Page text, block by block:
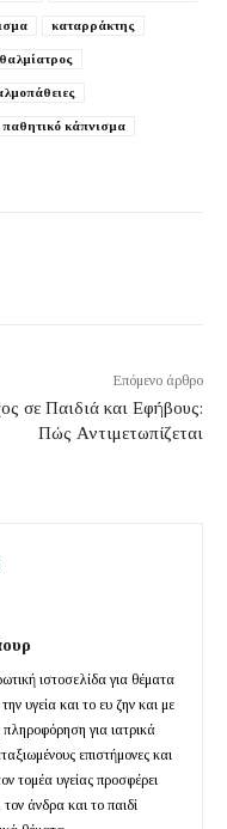
καταρράκτης
παθητικό κάπνισμα
Επόμενο άρθρο
σε Παιδιά και Εφήβους:
Πώς Αντιμετωπίζεται
ιστοσελίδα για θέματα
υγεία και το ευ ζην και με
για ιατρικά
επιστήμονες και
τομέα υγείας προσφέρει
άνδρα και το παιδί